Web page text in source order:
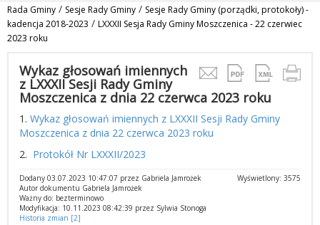
Rada Gminy / Sesje Rady Gminy / Sesje Rady Gminy (porządki, protokoły) -
kadencja 2018-2023 / LXXXII Sesja Rady Gminy Moszczenica - 22 czerwiec
2023 roku
Wykaz głosowań imiennych
z LXXXII Sesji Rady Gminy
Moszczenica z dnia 22 czerwca 2023 roku
1. Wykaz głosowań imiennych z LXXXII Sesji Rady Gminy
Moszczenica z dnia 22 czerwca 2023 roku
2. Protokół Nr LXXXII/2023
Wyświetlony: 3575
Dodany 03.07.2023 10:47:07 przez Gabriela Jamrożek
Autor dokumentu Gabriela Jamrożek
Ważny do: bezterminowo
Modyfikacja: 10.11.2023 08:42:39 przez Sylwia Stonoga
Historia zmian [2]